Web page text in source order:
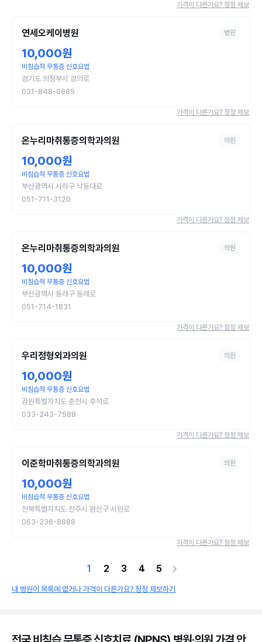
가격이 다른가요? 정정 제보
연세오케이병원 병원
10,000원
비침습적 무통증 신호요법
경기도 의정부시 경의로
031-848-0885
가격이 다른가요? 정정 제보
온누리마취통증의학과의원 의원
10,000원
비침습적 무통증 신호요법
부산광역시 사하구 낙동대로
051-711-3120
가격이 다른가요? 정정 제보
온누리마취통증의학과의원 의원
10,000원
비침습적 무통증 신호요법
부산광역시 동래구 동래로
051-714-1831
가격이 다른가요? 정정 제보
우리정형외과의원 의원
10,000원
비침습적 무통증 신호요법
강원특별자치도 춘천시 후석로
033-243-7588
가격이 다른가요? 정정 제보
이준학마취통증의학과의원 의원
10,000원
비침습적 무통증 신호요법
전북특별자치도 전주시 완산구 서원로
063-236-8888
가격이 다른가요? 정정 제보
1 2 3 4 5
내 병원이 목록에 없거나 가격이 다른가요? 정정 제보하기